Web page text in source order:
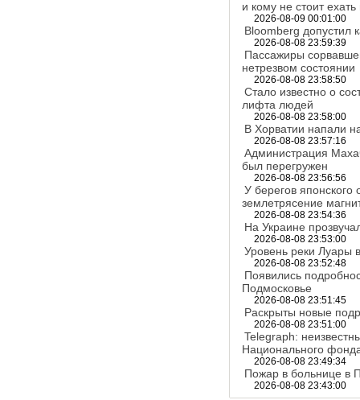
и кому не стоит
2026-08-09 00:01:00
Bloomberg допустил
2026-08-08 23:59:39
Пассажиры
нетрезвом состоянии
2026-08-08 23:58:50
Стало известно о
лифта людей
2026-08-08 23:58:00
В Хорватии напали
2026-08-08 23:57:16
Администрация
был перегружен
2026-08-08 23:56:56
У берегов
землетрясение
2026-08-08 23:54:36
На Украине
2026-08-08 23:53:00
Уровень реки Луары
2026-08-08 23:52:48
Появились
Подмосковье
2026-08-08 23:51:45
Раскрыты новые
2026-08-08 23:51:00
Telegraph:
Национального
2026-08-08 23:49:34
Пожар в больнице в
2026-08-08 23:43:00